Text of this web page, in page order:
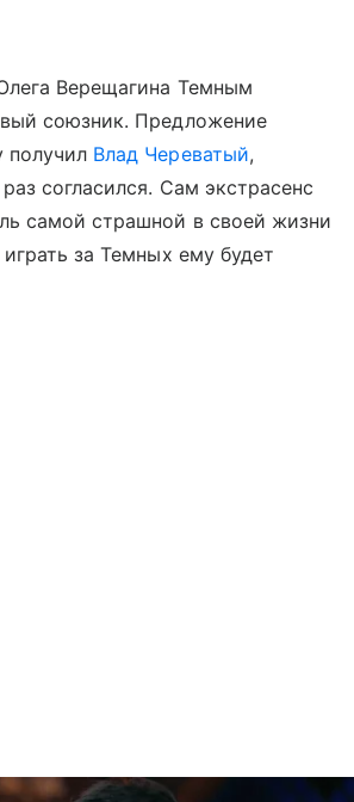
Верещагина Темным
союзник. Предложение
получил Влад Череватый,
согласился. Сам экстрасенс
самой страшной в своей жизни
за Темных ему будет